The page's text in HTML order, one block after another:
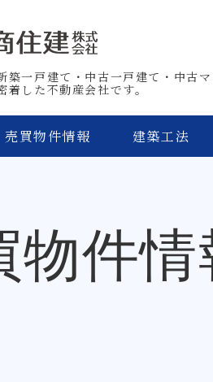
築一戸建て・中古一戸建て・中古
着した不動産会社です。
売買物件情報 建築工法
物件情